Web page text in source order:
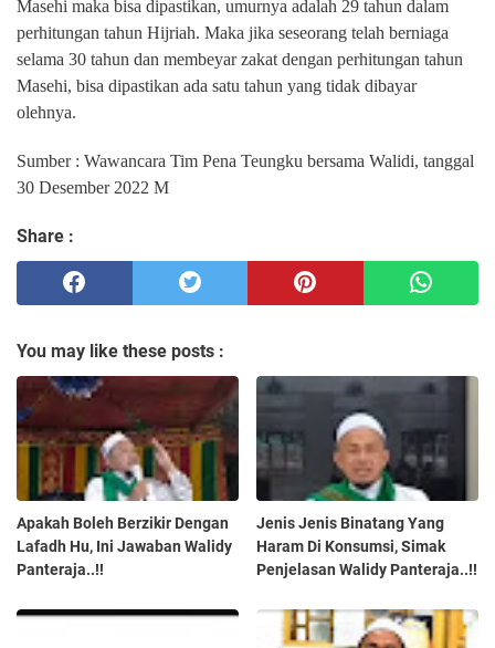
Masehi maka bisa dipastikan, umurnya adalah 29 tahun dalam
perhitungan tahun Hijriah. Maka jika seseorang telah berniaga
selama 30 tahun dan membeyar zakat dengan perhitungan tahun
Masehi, bisa dipastikan ada satu tahun yang tidak dibayar
olehnya.
Sumber : Wawancara Tim Pena Teungku bersama Walidi, tanggal
30 Desember 2022 M
Share :
You may like these posts :
Apakah Boleh Berzikir Dengan
Lafadh Hu, Ini Jawaban Walidy
Panteraja..!!
Jenis Jenis Binatang Yang
Haram Di Konsumsi, Simak
Penjelasan Walidy Panteraja..!!